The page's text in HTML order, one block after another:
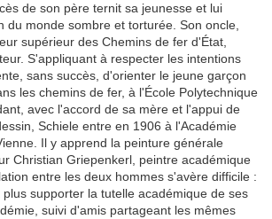
de son père ternit sa jeunesse et lui
du monde sombre et torturée. Son oncle,
supérieur des Chemins de fer d'État,
S'appliquant à respecter les intentions
sans succès, d'orienter le jeune garçon
les chemins de fer, à l'École Polytechnique
avec l'accord de sa mère et l'appui de
Schiele entre en 1906 à l'Académie
Il y apprend la peinture générale
Christian Griepenkerl, peintre académique
entre les deux hommes s'avère difficile :
supporter la tutelle académique de ses
suivi d'amis partageant les mêmes